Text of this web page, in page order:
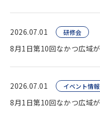
2026.07.01 研修会
2026.07.01 イベント情報